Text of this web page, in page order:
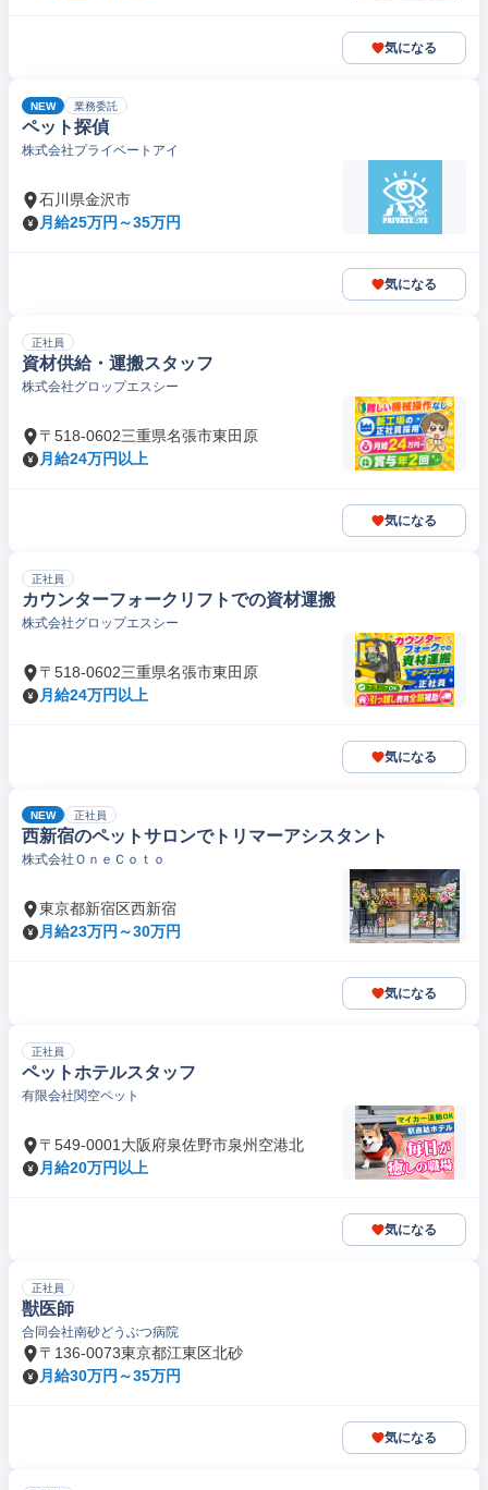
気になる
NEW 業務委託
ペット探偵
株式会社プライベートアイ
石川県金沢市
月給25万円～35万円
気になる
正社員
資材供給・運搬スタッフ
株式会社グロップエスシー
〒518-0602三重県名張市東田原
月給24万円以上
気になる
正社員
カウンターフォークリフトでの資材運搬
株式会社グロップエスシー
〒518-0602三重県名張市東田原
月給24万円以上
気になる
NEW 正社員
西新宿のペットサロンでトリマーアシスタント
株式会社ＯｎｅＣｏｔｏ
東京都新宿区西新宿
月給23万円～30万円
気になる
正社員
ペットホテルスタッフ
有限会社関空ペット
〒549-0001大阪府泉佐野市泉州空港北
月給20万円以上
気になる
正社員
獣医師
合同会社南砂どうぶつ病院
〒136-0073東京都江東区北砂
月給30万円～35万円
気になる